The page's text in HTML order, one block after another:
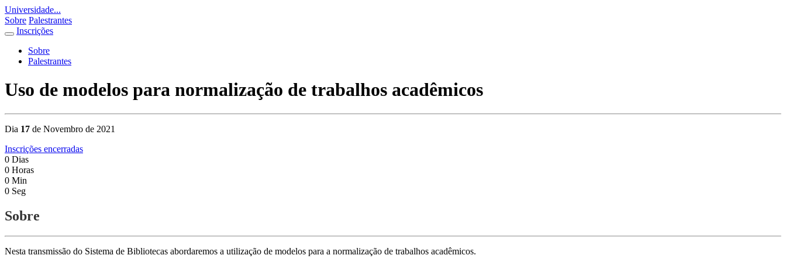
Universidade...
Sobre Palestrantes
Inscrições
Sobre
Palestrantes
Uso de modelos para normalização de trabalhos acadêmicos
Dia 17 de Novembro de 2021
Inscrições encerradas
0 Dias
0 Horas
0 Min
0 Seg
Sobre
Nesta transmissão do Sistema de Bibliotecas abordaremos a utilização de modelos para a normalização de trabalhos acadêmicos.